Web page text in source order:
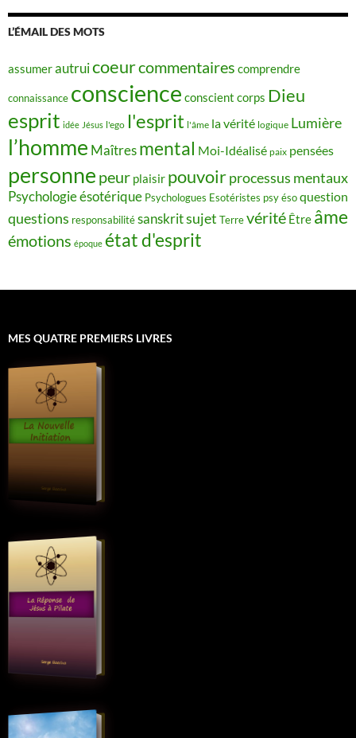
L’ÉMAIL DES MOTS
assumerautruicoeurcommentaires comprendre
connaissance conscience conscient corps Dieu
esprit idée Jésus l'ego l'esprit l'âme la vérité logique Lumière
l’homme Maîtres mental Moi-Idéalisé paix pensées
personne peur plaisir pouvoirprocessus mentaux
Psychologie ésotérique Psychologues Esotéristes psy ésoquestion
questions responsabilitésanskritsujet Terrevérité Être âme
émotions époque état d'esprit
MES QUATRE PREMIERS LIVRES